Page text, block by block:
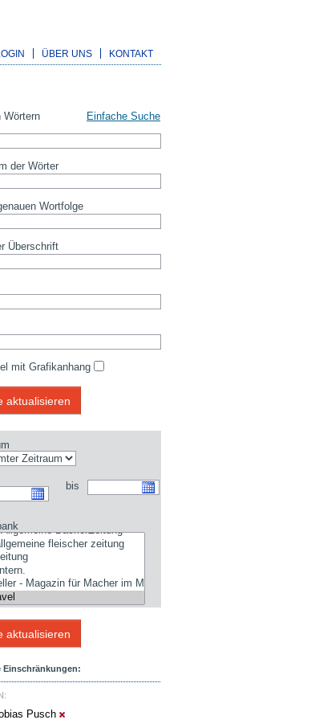
ÜBER UNS KONTAKT
Wörtern Einfache Suche
der Wörter
Wortfolge
Überschrift
mit Grafikanhang
bis
Einschränkungen:
Pusch